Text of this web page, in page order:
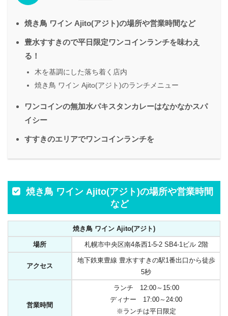
焼き鳥 ワイン Ajito(アジト)の場所や営業時間など
豊水すすきので平日限定ワンコインランチを味わえ
る！
木を基調にした落ち着く店内
焼き鳥 ワイン Ajito(アジト)のランチメニュー
ワンコインの無加水パキスタンカレーはなかなかスパ
イシー
すすきのエリアでワンコインランチを
焼き鳥 ワイン Ajito(アジト)の場所や営業時間
など
焼き鳥 ワイン Ajito(アジト)
場所 札幌市中央区南4条西1-5-2 SB4-1ビル 2階
アクセス
地下鉄東豊線 豊水すすきの駅1番出口から徒歩
5秒
営業時間
ランチ 12:00～15:00
ディナー 17:00～24:00
※ランチは平日限定